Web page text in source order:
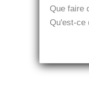
Que faire
Qu'est-ce